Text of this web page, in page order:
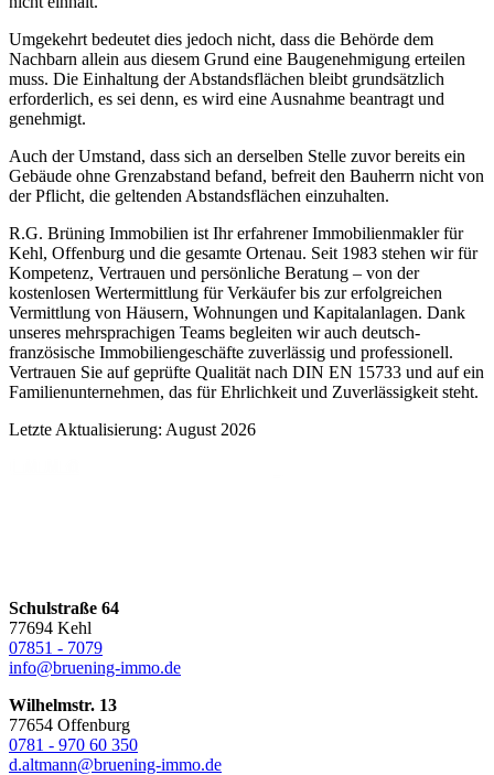
Umgekehrt bedeutet dies jedoch nicht, dass die Behörde dem
Nachbarn allein aus diesem Grund eine Baugenehmigung erteilen
muss. Die Einhaltung der Abstandsflächen bleibt grundsätzlich
erforderlich, es sei denn, es wird eine Ausnahme beantragt und
genehmigt.
Auch der Umstand, dass sich an derselben Stelle zuvor bereits ein
Gebäude ohne Grenzabstand befand, befreit den Bauherrn nicht von
der Pflicht, die geltenden Abstandsflächen einzuhalten.
R.G. Brüning Immobilien ist Ihr erfahrener Immobilienmakler für
Kehl, Offenburg und die gesamte Ortenau. Seit 1983 stehen wir für
Kompetenz, Vertrauen und persönliche Beratung – von der
kostenlosen Wertermittlung für Verkäufer bis zur erfolgreichen
Vermittlung von Häusern, Wohnungen und Kapitalanlagen. Dank
unseres mehrsprachigen Teams begleiten wir auch deutsch-
französische Immobiliengeschäfte zuverlässig und professionell.
Vertrauen Sie auf geprüfte Qualität nach DIN EN 15733 und auf ein
Familienunternehmen, das für Ehrlichkeit und Zuverlässigkeit steht.
Letzte Aktualisierung: August 2026
Schulstraße 64
77694 Kehl
07851 - 7079
info@bruening-immo.de
Wilhelmstr. 13
77654 Offenburg
0781 - 970 60 350
d.altmann@bruening-immo.de